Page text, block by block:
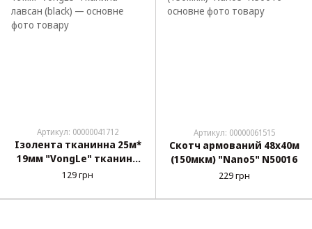
Артикул: 00000041712
Ізолента тканинна 25м*
19мм "VongLe" тканина
лавсан (black)
129 грн
Артикул: 00000061515
Скотч армований 48х40м
(150мкм) "Nano5" N50016
229 грн